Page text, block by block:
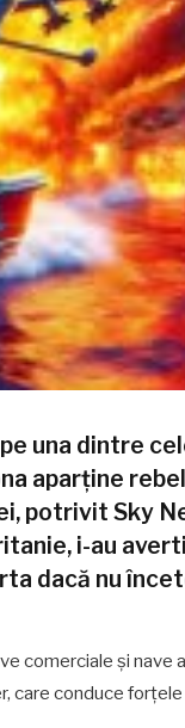
una dintre
aparține
potrivit Sky
i-au
dacă nu
comerciale și nave
care conduce